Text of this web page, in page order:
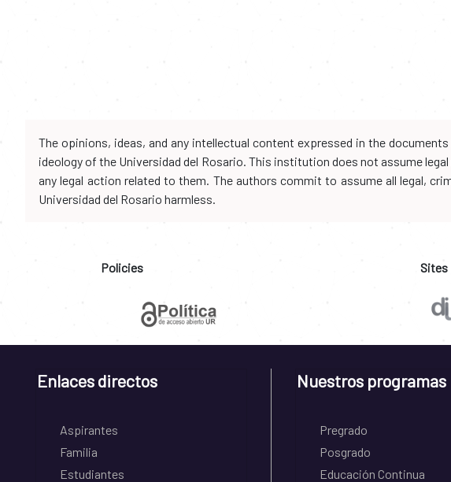
The opinions, ideas, and any intellectual content expressed in the
ideology of the Universidad del Rosario. This institution does not assume
any legal action related to them. The authors commit to assume all legal,
Universidad del Rosario harmless.
Policies Sites
Enlaces directos
Aspirantes
Familia
Estudiantes
Nuestros programas
Pregrado
Posgrado
Educación Continua